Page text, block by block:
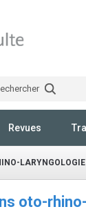
Revues
LARYNGOLOGIE
oto-